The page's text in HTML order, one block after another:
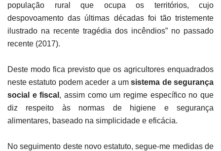
população rural que ocupa os territórios, cujo
despovoamento das últimas décadas foi tão tristemente
ilustrado na recente tragédia dos incêndios” no passado
recente (2017).
Deste modo fica previsto que os agricultores enquadrados
neste estatuto podem aceder a umsistema de segurança
social e fiscal , assim como um regime específico no que
diz respeito às normas de higiene e segurança
alimentares, baseado na simplicidade e eficácia.
No seguimento deste novo estatuto, segue-me medidas de